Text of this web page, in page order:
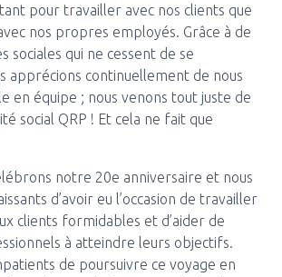
pour travailler avec nos clients que
nos propres employés. Grâce à de
sociales qui ne cessent de se
apprécions continuellement de nous
en équipe ; nous venons tout juste de
social QRP ! Et cela ne fait que
notre 20e anniversaire et nous
d’avoir eu l’occasion de travailler
clients formidables et d’aider de
à atteindre leurs objectifs.
de poursuivre ce voyage en